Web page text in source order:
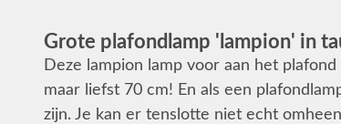
Grote plafondlamp 'lampion' in
Deze lampion lamp voor aan het
maar liefst 70 cm! En als een
zijn. Je kan er tenslotte niet echt